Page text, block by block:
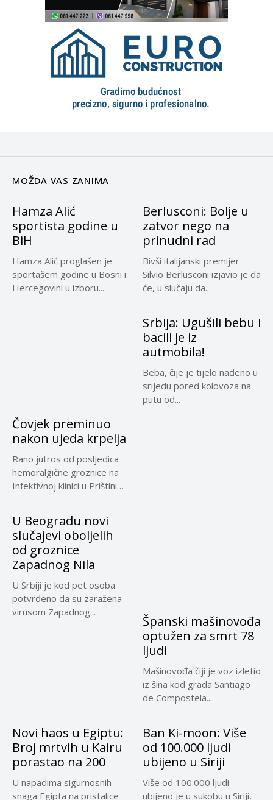
MOŽDA VAS ZANIMA
Hamza Alić
sportista godine u
BiH
Hamza Alić proglašen je
sportašem godine u Bosni i
Hercegovini u izboru...
Berlusconi: Bolje u
zatvor nego na
prinudni rad
Bivši italijanski premijer
Silvio Berlusconi izjavio je da
će, u slučaju da...
Čovjek preminuo
nakon ujeda krpelja
Rano jutros od posljedica
hemoralgične groznice na
Infektivnoj klinici u Prištini
Srbija: Ugušili bebu i
bacili je iz
autmobila!
Beba, čije je tijelo nađeno u
srijedu pored kolovoza na
putu od...
U Beogradu novi
slučajevi oboljelih
od groznice
Zapadnog Nila
U Srbiji je kod pet osoba
potvrđeno da su zaražena
virusom Zapadnog...
Španski mašinovođa
optužen za smrt 78
ljudi
Mašinovođa čiji je voz izletio
iz šina kod grada Santiago
de Compostela...
Novi haos u Egiptu:
Broj mrtvih u Kairu
porastao na 200
U napadima sigurnosnih
snaga Egipta na pristalice
Ban Ki-moon: Više
od 100.000 ljudi
ubijeno u Siriji
Više od 100.000 ljudi
ubijeno je u sukobu u Siriji,